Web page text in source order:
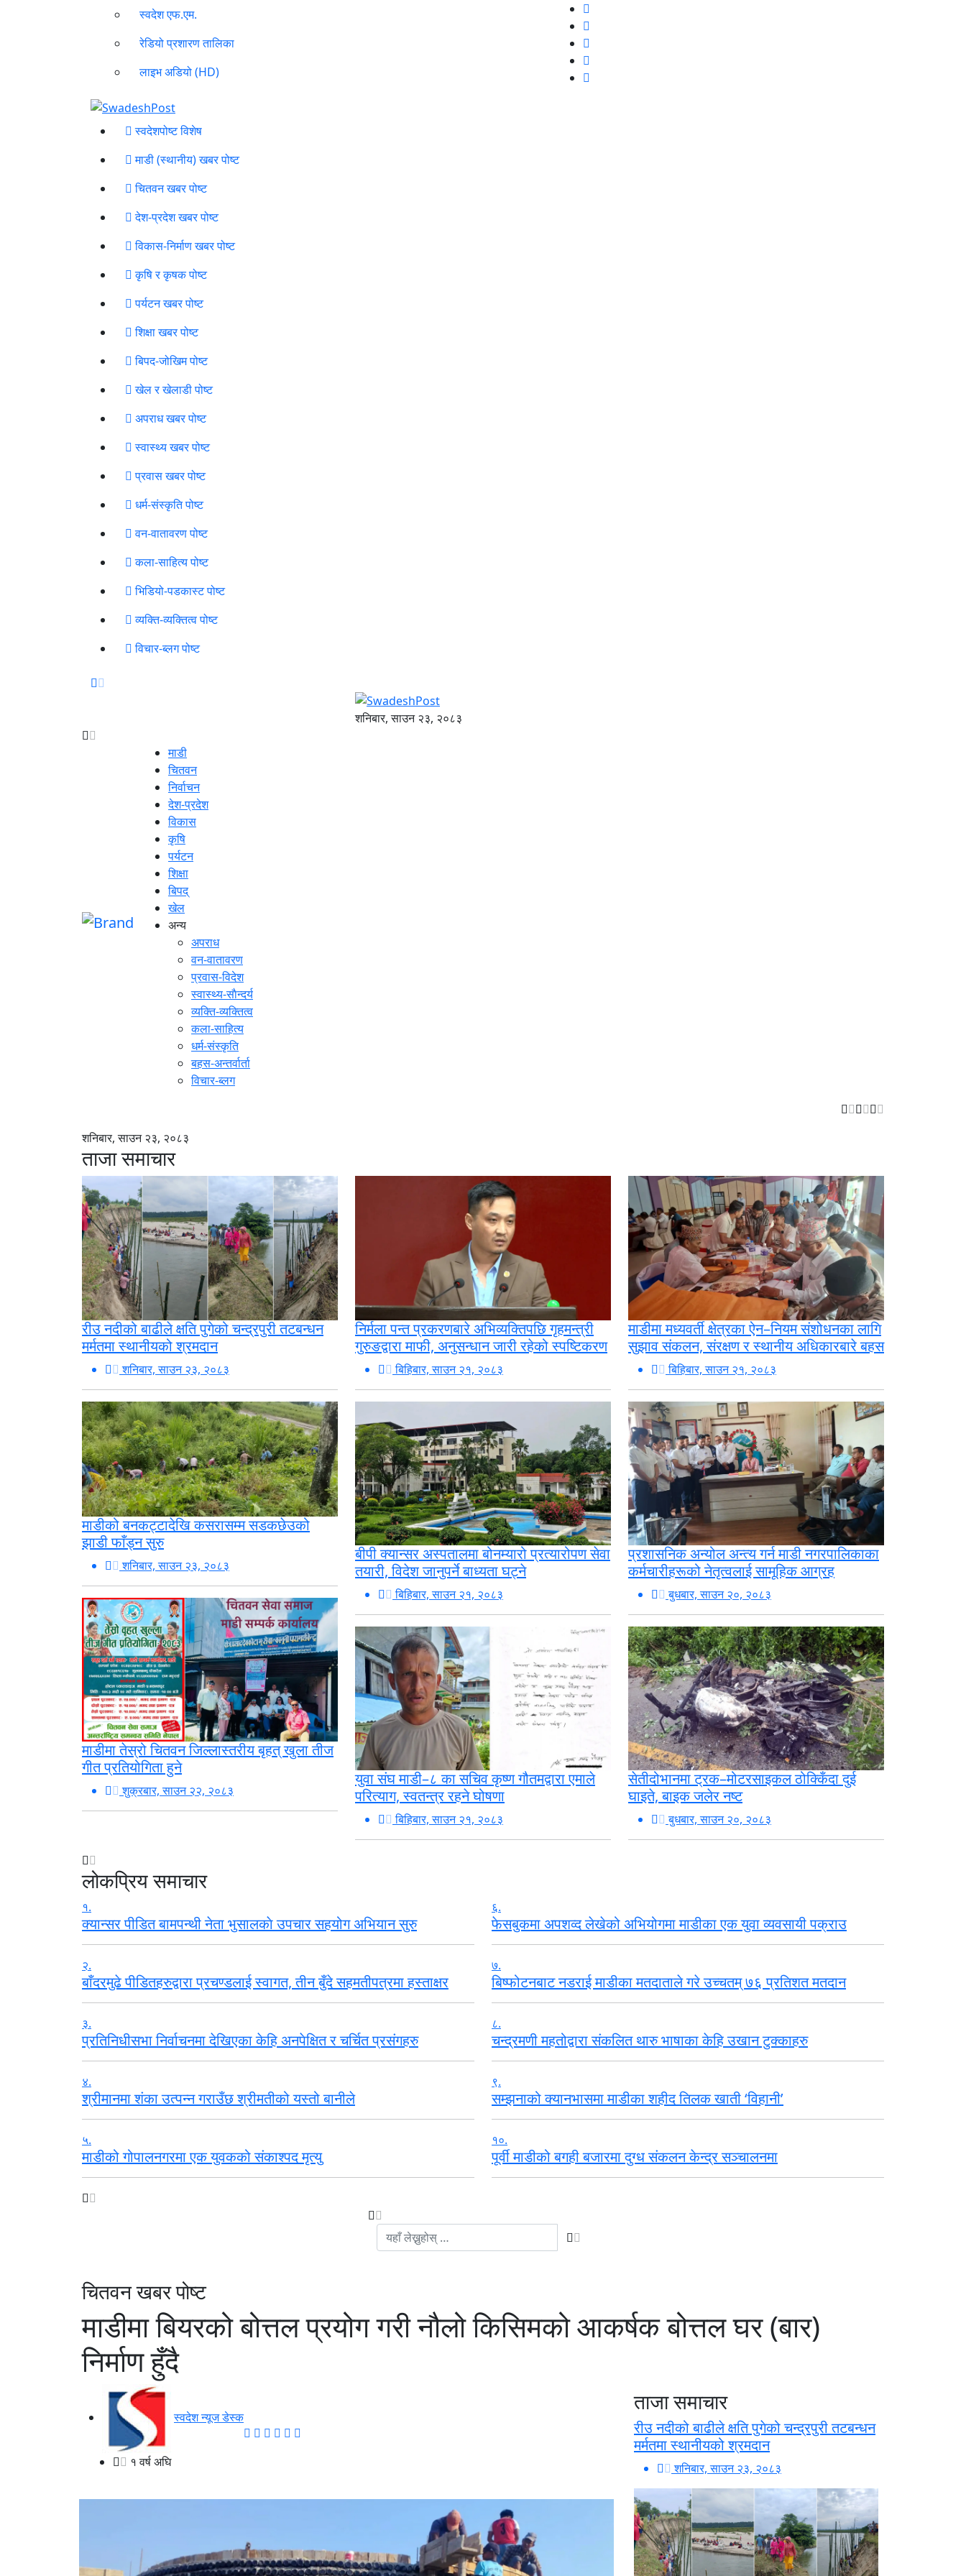
स्वदेश एफ.एम.
रेडियो प्रशारण तालिका
लाइभ अडियो (HD)
स्वदेशपोष्ट विशेष
माडी (स्थानीय) खबर पोष्ट
चितवन खबर पोष्ट
देश-प्रदेश खबर पोष्ट
विकास-निर्माण खबर पोष्ट
कृषि र कृषक पोष्ट
पर्यटन खबर पोष्ट
शिक्षा खबर पोष्ट
बिपद-जोखिम पोष्ट
खेल र खेलाडी पोष्ट
अपराध खबर पोष्ट
स्वास्थ्य खबर पोष्ट
प्रवास खबर पोष्ट
धर्म-संस्कृति पोष्ट
वन-वातावरण पोष्ट
कला-साहित्य पोष्ट
भिडियो-पडकास्ट पोष्ट
व्यक्ति-व्यक्तित्व पोष्ट
विचार-ब्लग पोष्ट
शनिबार, साउन २३, २०८३
माडी
चितवन
निर्वाचन
देश-प्रदेश
विकास
कृषि
पर्यटन
शिक्षा
बिपद्
खेल
अन्य
अपराध
वन-वातावरण
प्रवास-विदेश
स्वास्थ्य-साैन्दर्य
व्यक्ति-व्यक्तित्व
कला-साहित्य
धर्म-संस्कृति
बहस-अन्तर्वार्ता
विचार-ब्लग
शनिबार, साउन २३, २०८३
ताजा समाचार
रीउ नदीको बाढीले क्षति पुगेको चन्द्रपुरी तटबन्धन
मर्मतमा स्थानीयको श्रमदान
शनिबार, साउन २३, २०८३
माडीको बनकट्टादेखि कसरासम्म सडकछेउको
झाडी फाँड्न सुरु
शनिबार, साउन २३, २०८३
माडीमा तेस्रो चितवन जिल्लास्तरीय बृहत् खुला तीज
गीत प्रतियोगिता हुने
शुक्रबार, साउन २२, २०८३
निर्मला पन्त प्रकरणबारे अभिव्यक्तिपछि गृहमन्त्री
गुरुङद्वारा माफी, अनुसन्धान जारी रहेको स्पष्टिकरण
बिहिबार, साउन २१, २०८३
बीपी क्यान्सर अस्पतालमा बोनम्यारो प्रत्यारोपण सेवा
तयारी, विदेश जानुपर्ने बाध्यता घट्ने
बिहिबार, साउन २१, २०८३
युवा संघ माडी–८ का सचिव कृष्ण गौतमद्वारा एमाले
परित्याग, स्वतन्त्र रहने घोषणा
बिहिबार, साउन २१, २०८३
माडीमा मध्यवर्ती क्षेत्रका ऐन–नियम संशोधनका लागि
सुझाव संकलन, संरक्षण र स्थानीय अधिकारबारे बहस
बिहिबार, साउन २१, २०८३
प्रशासनिक अन्योल अन्त्य गर्न माडी नगरपालिकाका
कर्मचारीहरूको नेतृत्वलाई सामूहिक आग्रह
बुधबार, साउन २०, २०८३
सेतीदोभानमा ट्रक–मोटरसाइकल ठोक्किँदा दुई
घाइते, बाइक जलेर नष्ट
बुधबार, साउन २०, २०८३
लोकप्रिय समाचार
१.
क्यान्सर पीडित बामपन्थी नेता भुसालकाे उपचार सहयोग अभियान सुरु
२.
बाँदरमुढे पीडितहरुद्वारा प्रचण्डलाई स्वागत, तीन बुँदे सहमतीपत्रमा हस्ताक्षर
३.
प्रतिनिधीसभा निर्वाचनमा देखिएका केहि अनपेक्षित र चर्चित प्रसंगहरु
४.
श्रीमानमा शंका उत्पन्न गराउँछ श्रीमतीको यस्तो बानीले
५.
माडीको गोपालनगरमा एक युवकको संकाश्पद मृत्यु
६.
फेसबुकमा अपशव्द लेखेको अभियोगमा माडीका एक युवा व्यवसायी पक्राउ
७.
बिष्फोटनबाट नडराई माडीका मतदाताले गरे उच्चतम् ७६ प्रतिशत मतदान
८.
चन्द्रमणी महतोद्वारा संकलित थारु भाषाका केहि उखान टुक्काहरु
९.
सम्झनाको क्यानभासमा माडीका शहीद तिलक खाती ‘विहानी’
१०.
पूर्वी माडीको बगही बजारमा दुग्ध संकलन केन्द्र सञ्चालनमा
चितवन खबर पोष्ट
माडीमा बियरको बोत्तल प्रयोग गरी नौलो किसिमको आकर्षक बोत्तल घर (बार)
निर्माण हुँदै
स्वदेश न्यूज डेस्क
१ वर्ष अघि
ताजा समाचार
रीउ नदीको बाढीले क्षति पुगेको चन्द्रपुरी तटबन्धन
मर्मतमा स्थानीयको श्रमदान
शनिबार, साउन २३, २०८३